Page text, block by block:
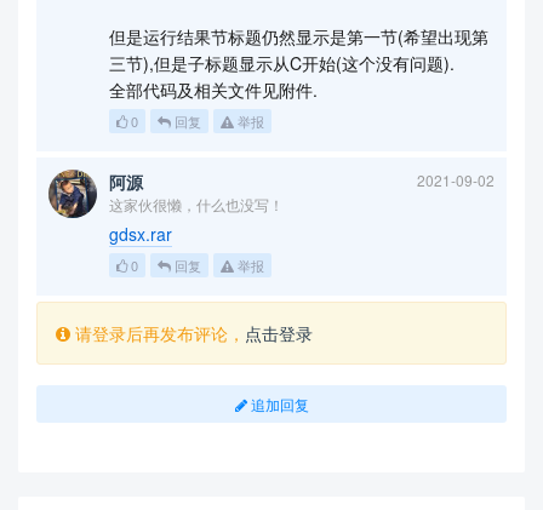
但是运行结果节标题仍然显示是第一节(希望出现第
三节),但是子标题显示从C开始(这个没有问题).
全部代码及相关文件见附件.
0 回复 举报
阿源
2021-09-02
这家伙很懒，什么也没写！
gdsx.rar
0 回复 举报
请登录后再发布评论， 点击登录
追加回复